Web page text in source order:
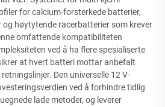
for calcium-forsterkede batterier,
og høytytende racerbatterier som krever
omfattende kompatibiliteten
ved å ha flere spesialiserte
at hvert batteri mottar anbefalt
Den universelle 12 V-
ved å forhindre tidlig
lade metoder, og leverer